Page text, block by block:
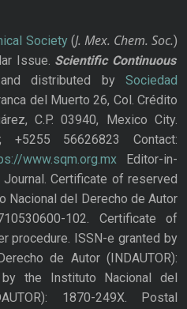
Society(J. Mex. Chem. Soc.)
Issue. Scientific Continuous
distributed bySociedad
del Muerto 26, Col. Crédito
C.P. 03940, Mexico City.
+5255 56626823 Contact:
www.sqm.org.mxEditor-in-
Certificate of reserved
Nacional del Derecho de Autor
102. Certificate of
procedure. ISSN-e granted by
de Autor (INDAUTOR):
the Instituto Nacional del
1870-249X. Postal